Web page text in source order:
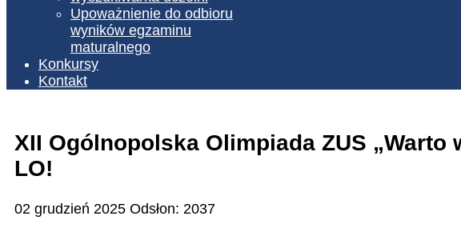
Upoważnienie do odbioru
wyników egzaminu
maturalnego
Konkursy
Kontakt
XII Ogólnopolska Olimpiada ZUS
LO!
02 grudzień 2025 Odsłon: 2037